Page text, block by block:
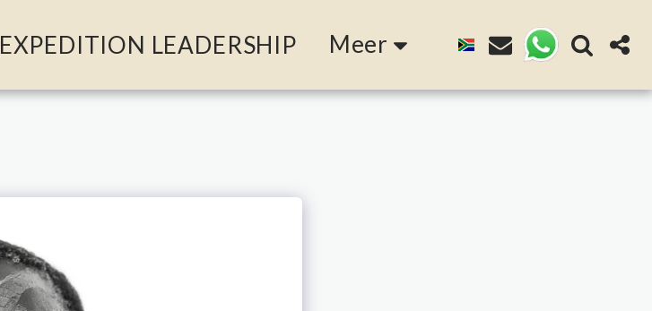
EXPEDITION LEADERSHIP Meer